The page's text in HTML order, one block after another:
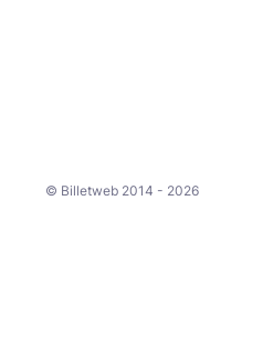
© Billetweb 2014 - 2026